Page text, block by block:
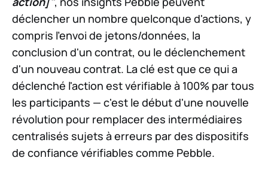
déclencher un nombre quelconque d'actions, y
compris l'envoi de jetons/données, la
conclusion d'un contrat, ou le déclenchement
d'un nouveau contrat. La clé est que ce qui a
déclenché l'action est vérifiable à 100% par tous
les participants — c'est le début d'une nouvelle
révolution pour remplacer des intermédiaires
centralisés sujets à erreurs par des dispositifs
de confiance vérifiables comme Pebble.